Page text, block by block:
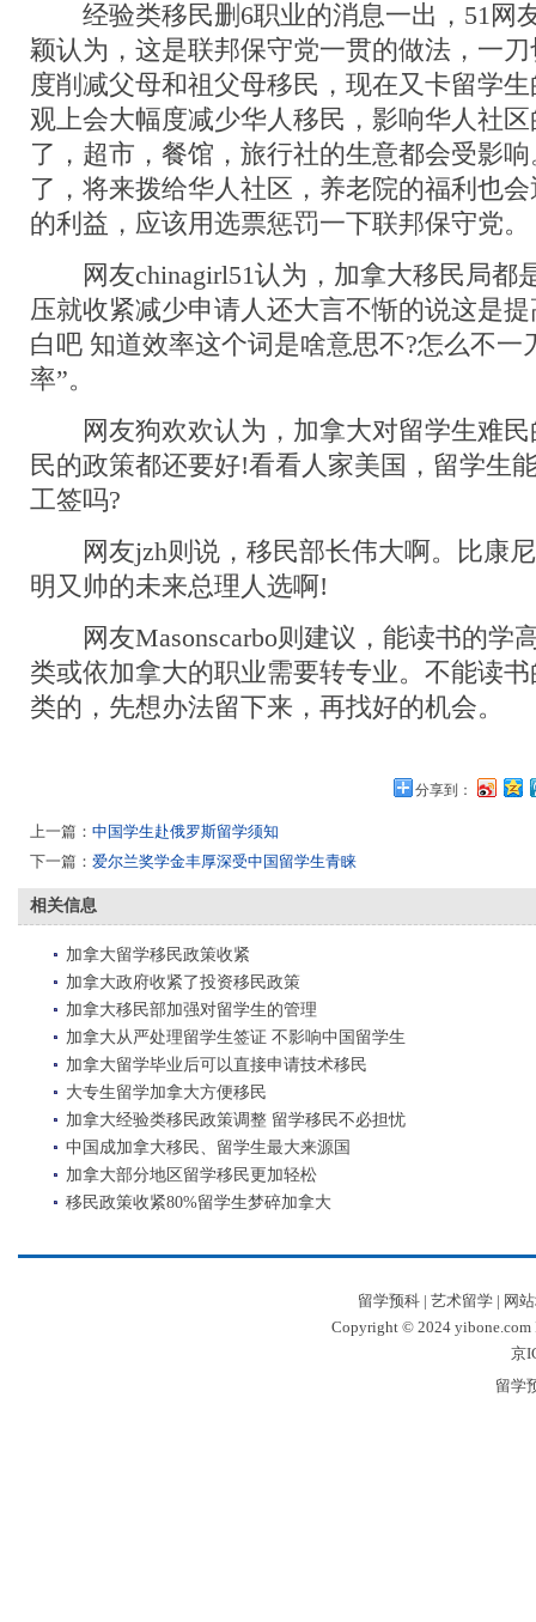
经验类移民删6职业的消息一出，51网
颖认为，这是联邦保守党一贯的做法，一
度削减父母和祖父母移民，现在又卡留学
观上会大幅度减少华人移民，影响华人社
了，超市，餐馆，旅行社的生意都会受影
了，将来拨给华人社区，养老院的福利也
的利益，应该用选票惩罚一下联邦保守党。
网友chinagirl51认为，加拿大移民局都
压就收紧减少申请人还大言不惭的说这是
白吧 知道效率这个词是啥意思不?怎么不一
率”。
网友狗欢欢认为，加拿大对留学生难民
民的政策都还要好!看看人家美国，留学生
工签吗?
网友jzh则说，移民部长伟大啊。比康尼
明又帅的未来总理人选啊!
网友Masonscarbo则建议，能读书的学
类或依加拿大的职业需要转专业。不能读
类的，先想办法留下来，再找好的机会。
分享到：
上一篇： 中国学生赴俄罗斯留学须知
下一篇： 爱尔兰奖学金丰厚深受中国留学生青睐
相关信息
加拿大留学移民政策收紧
加拿大政府收紧了投资移民政策
加拿大移民部加强对留学生的管理
加拿大从严处理留学生签证 不影响中国留学生
加拿大留学毕业后可以直接申请技术移民
大专生留学加拿大方便移民
加拿大经验类移民政策调整 留学移民不必担忧
中国成加拿大移民、留学生最大来源国
加拿大部分地区留学移民更加轻松
移民政策收紧80%留学生梦碎加拿大
留学预科| 艺术留学| 网
Copyright © 2024 yibone.com
京
留学